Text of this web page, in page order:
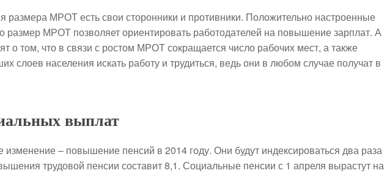
размера МРОТ есть свои сторонники и противники. Положительно настроенные
размер МРОТ позволяет ориентировать работодателей на повышение зарплат. А
о том, что в связи с ростом МРОТ сокращается число рабочих мест, а также
слоев населения искать работу и трудиться, ведь они в любом случае получат в
выплат
– повышение пенсий в 2014 году. Они будут индексироваться два раза
трудовой пенсии составит 8,1. Социальные пенсии с 1 апреля вырастут на